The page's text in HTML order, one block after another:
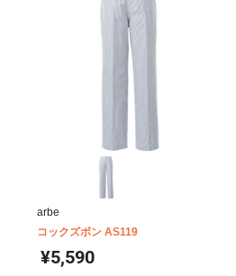
arbe
コックズボン AS119
¥5,590